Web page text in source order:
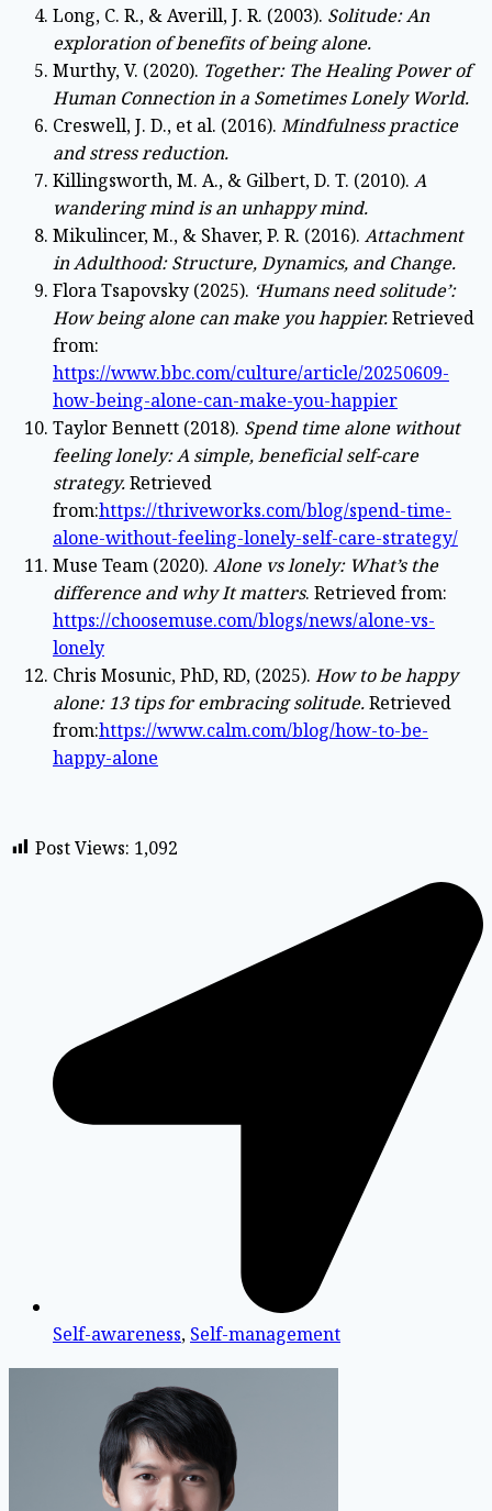
Long, C. R., & Averill, J. R. (2003). Solitude: An
exploration of benefits of being alone.
Murthy, V. (2020). Together: The Healing Power of
Human Connection in a Sometimes Lonely World.
Creswell, J. D., et al. (2016).Mindfulness practice
and stress reduction.
Killingsworth, M. A., & Gilbert, D. T. (2010).A
wandering mind is an unhappy mind.
Mikulincer, M., & Shaver, P. R. (2016).Attachment
in Adulthood: Structure, Dynamics, and Change.
Flora Tsapovsky (2025). ‘Humans need solitude’:
How being alone can make you happier.Retrieved
from:
https://www.bbc.com/culture/article/20250609-
how-being-alone-can-make-you-happier
Taylor Bennett (2018). Spend time alone without
feeling lonely: A simple, beneficial self-care
strategy.Retrieved
from:https://thriveworks.com/blog/spend-time-
alone-without-feeling-lonely-self-care-strategy/
Muse Team (2020).Alone vs lonely: What’s the
difference and why It matters. Retrieved from:
https://choosemuse.com/blogs/news/alone-vs-
lonely
Chris Mosunic, PhD, RD, (2025).How to be happy
alone: 13 tips for embracing solitude.Retrieved
from:https://www.calm.com/blog/how-to-be-
happy-alone
Post Views: 1,092
Self-awareness,Self-management